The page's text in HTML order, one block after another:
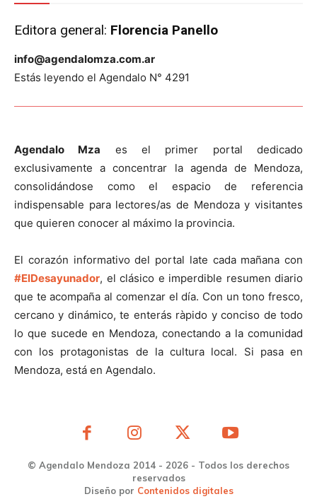
Editora general: Florencia Panello
info@agendalomza.com.ar
Estás leyendo el Agendalo N° 4291
Agendalo Mza es el primer portal dedicado
exclusivamente a concentrar la agenda de Mendoza,
consolidándose como el espacio de referencia
indispensable para lectores/as de Mendoza y visitantes
que quieren conocer al máximo la provincia.
El corazón informativo del portal late cada mañana con
#ElDesayunador, el clásico e imperdible resumen diario
que te acompaña al comenzar el día. Con un tono fresco,
cercano y dinámico, te enterás ràpido y conciso de todo
lo que sucede en Mendoza, conectando a la comunidad
con los protagonistas de la cultura local. Si pasa en
Mendoza, está en Agendalo.
© Agendalo Mendoza 2014 - 2026 - Todos los derechos
reservados
Diseño por Contenidos digitales